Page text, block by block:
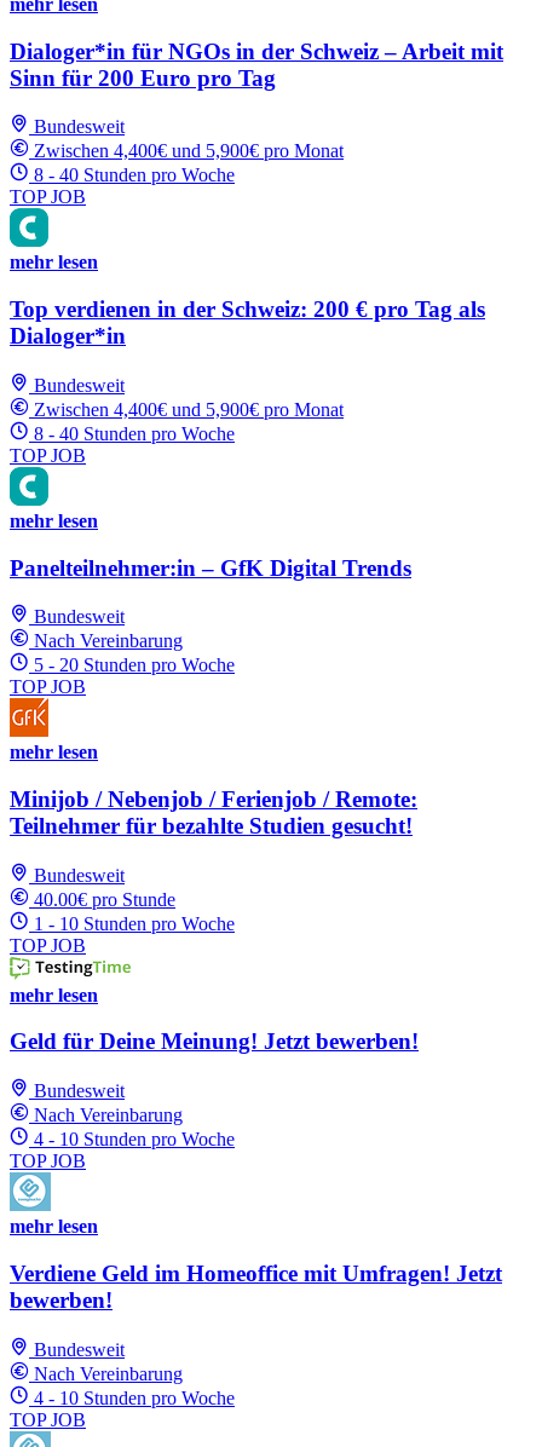
mehr lesen
Dialoger*in für NGOs in der Schweiz – Arbeit mit
Sinn für 200 Euro pro Tag
Bundesweit
Zwischen 4,400€ und 5,900€ pro Monat
8 - 40 Stunden pro Woche
TOP JOB
mehr lesen
Top verdienen in der Schweiz: 200 € pro Tag als
Dialoger*in
Bundesweit
Zwischen 4,400€ und 5,900€ pro Monat
8 - 40 Stunden pro Woche
TOP JOB
mehr lesen
Panelteilnehmer:in – GfK Digital Trends
Bundesweit
Nach Vereinbarung
5 - 20 Stunden pro Woche
TOP JOB
mehr lesen
Minijob / Nebenjob / Ferienjob / Remote:
Teilnehmer für bezahlte Studien gesucht!
Bundesweit
40.00€ pro Stunde
1 - 10 Stunden pro Woche
TOP JOB
mehr lesen
Geld für Deine Meinung! Jetzt bewerben!
Bundesweit
Nach Vereinbarung
4 - 10 Stunden pro Woche
TOP JOB
mehr lesen
Verdiene Geld im Homeoffice mit Umfragen! Jetzt
bewerben!
Bundesweit
Nach Vereinbarung
4 - 10 Stunden pro Woche
TOP JOB